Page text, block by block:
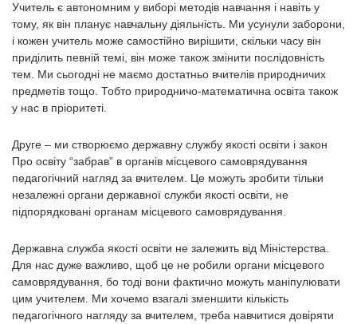
Учитель є автономним у виборі методів навчання і навіть у
тому, як він планує навчальну діяльність. Ми усунули заборони,
і кожен учитель може самостійно вирішити, скільки часу він
приділить певній темі, він може також змінити послідовність
тем. Ми сьогодні не маємо достатньо вчителів природничих
предметів тощо. Тобто природничо-математична освіта також
у нас в пріоритеті.
Друге – ми створюємо державну службу якості освіти і закон
Про освіту “забрав” в органів місцевого самоврядування
педагогічний нагляд за вчителем. Це можуть зробити тільки
незалежні органи державної служби якості освіти, не
підпорядковані органам місцевого самоврядування.
Державна служба якості освіти не залежить від Міністерства.
Для нас дуже важливо, щоб це не робили органи місцевого
самоврядування, бо тоді вони фактично можуть маніпулювати
цим учителем. Ми хочемо взагалі зменшити кількість
педагогічного нагляду за вчителем, треба навчитися довіряти